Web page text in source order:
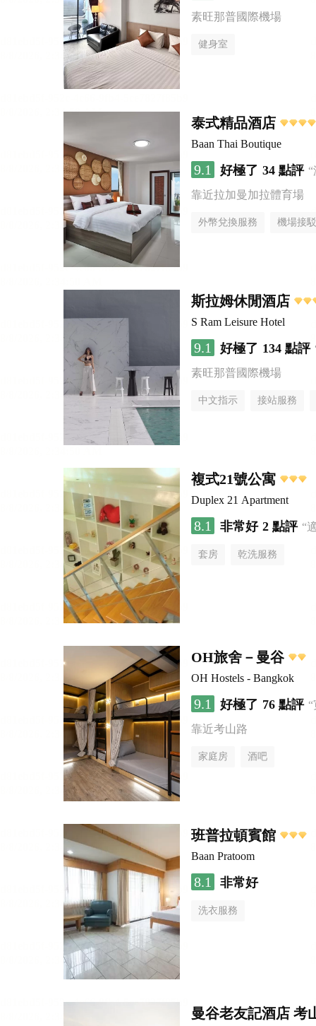
素旺那普國際機場
健身室
泰式精品酒店
Baan Thai Boutique
9.1 好極了 34 點評
靠近拉加曼加拉體育場
外幣兌換服務 機場接
斯拉姆休閒酒店
S Ram Leisure Hotel
9.1 好極了 134 點評
素旺那普國際機場
中文指示 接站服務
複式21號公寓
Duplex 21 Apartment
8.1 非常好 2 點評 “
套房 乾洗服務
OH旅舍－曼谷
OH Hostels - Bangkok
9.1 好極了 76 點評
靠近考山路
家庭房 酒吧
班普拉頓賓館
Baan Pratoom
8.1 非常好
洗衣服務
曼谷老友記酒店 考